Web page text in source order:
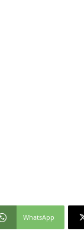
WhatsApp